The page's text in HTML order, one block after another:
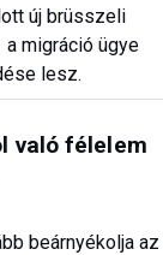
új brüsszeli
migráció ügye
lesz.
való félelem
beárnyékolja az